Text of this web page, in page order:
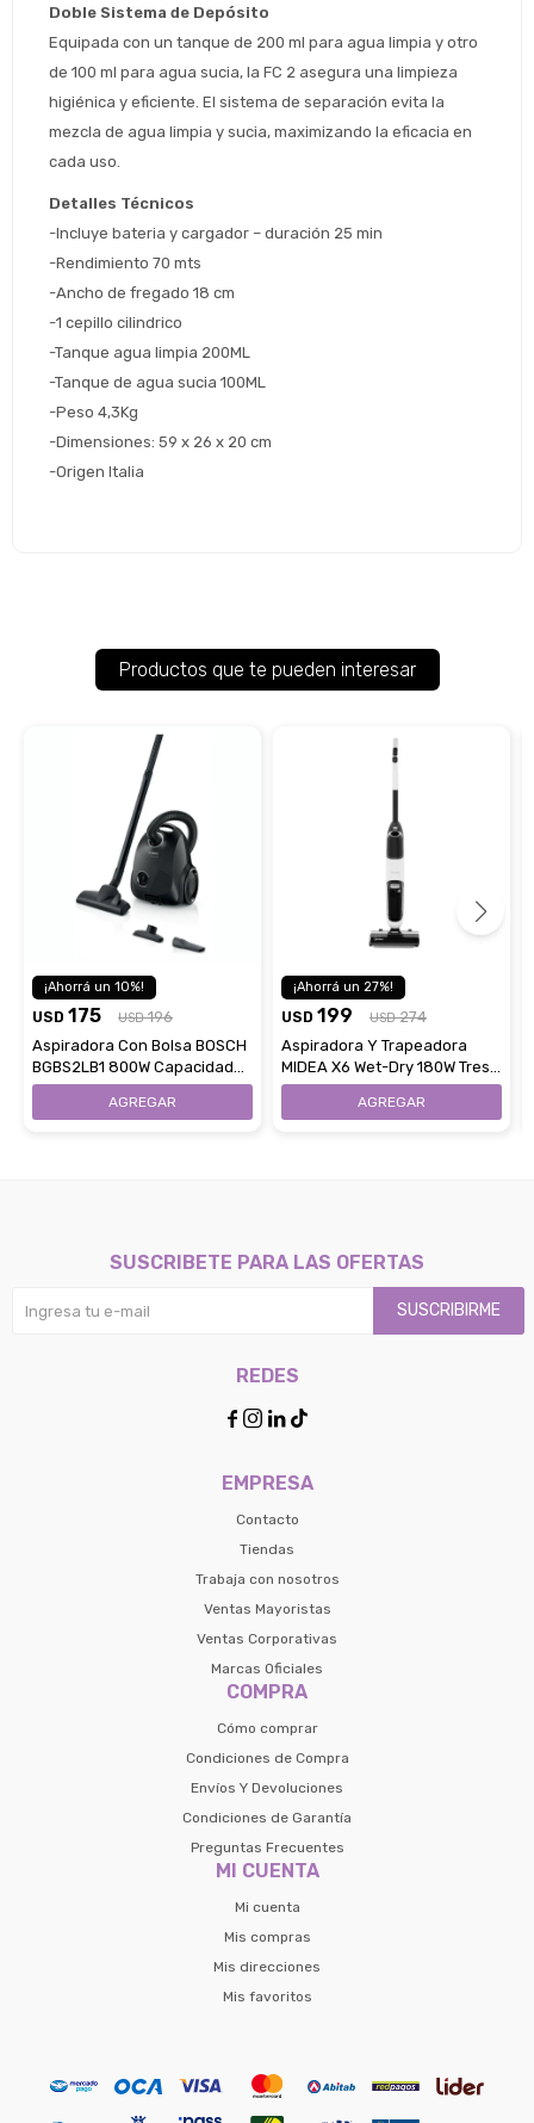
Doble Sistema de Depósito
Equipada con un tanque de 200 ml para agua limpia y otro
de 100 ml para agua sucia, la FC 2 asegura una limpieza
higiénica y eficiente. El sistema de separación evita la
mezcla de agua limpia y sucia, maximizando la eficacia en
cada uso.
Detalles Técnicos
-Incluye bateria y cargador – duración 25 min
-Rendimiento 70 mts
-Ancho de fregado 18 cm
-1 cepillo cilindrico
-Tanque agua limpia 200ML
-Tanque de agua sucia 100ML
-Peso 4,3Kg
-Dimensiones: 59 x 26 x 20 cm
-Origen Italia
Productos que te pueden interesar
10
USD 175 USD 196
Aspiradora Con Bolsa BOSCH
BGBS2LB1 800W Capacidad
3,5L
27
USD 199 USD 274
Aspiradora Y Trapeadora
MIDEA X6 Wet-Dry 180W Tres
En Uno Sin Bolsa
EMPRESA
Contacto
Tiendas
Trabaja con nosotros
Ventas Mayoristas
Ventas Corporativas
Marcas Oficiales
COMPRA
Cómo comprar
Condiciones de Compra
Envíos Y Devoluciones
Condiciones de Garantía
Preguntas Frecuentes
MI CUENTA
Mi cuenta
Mis compras
Mis direcciones
Mis favoritos
SUSCRIBETE PARA LAS OFERTAS
SUSCRIBIRME
REDES
   
Comprá ahora y Pagá
Después, hasta en 12
* sujeto aprobación crediticia
Cédula de identidad
Celular
Fecha de nacimiento
Día
Estimado/a
Estás calificado para comprar usando Pago
Después.
Elegí tus productos preferidos
Parece que no tenes oferta, lamentamos
el inconveniente, por cualquier duda
preguntas@pagodespues.com.uy
Por favor intenta nuevamente mas tarde.